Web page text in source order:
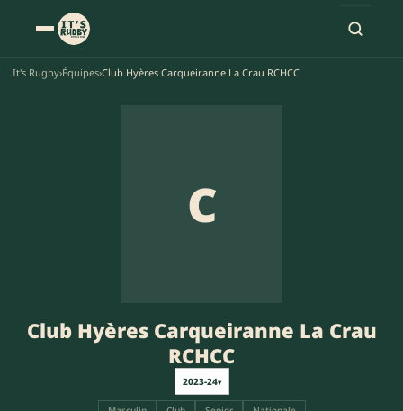
It's Rugby›Équipes›Club Hyères Carqueiranne La Crau RCHCC
C
Club Hyères Carqueiranne La Crau
RCHCC
2023-24▾